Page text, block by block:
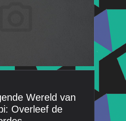
Wereld van
Overleef de